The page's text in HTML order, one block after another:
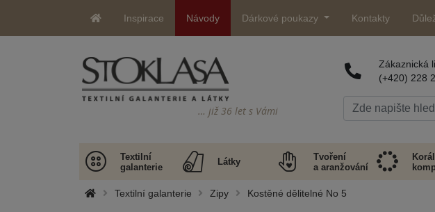
Inspirace Návody Dárkové poukazy Kontakty
… již 36 let s Vámi
Zákaznická
(+420) 228
Textilní
galanterie
Látky
Tvoření
a aranžování
Textilní galanterie Zipy Kostěné dělitelné No 5